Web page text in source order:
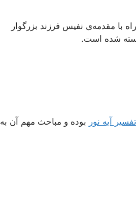
که همراه با مقدمه‌ی نفیس فرزند بزرگوار
شده است.
آیه نور بوده و مباحث مهم آن به